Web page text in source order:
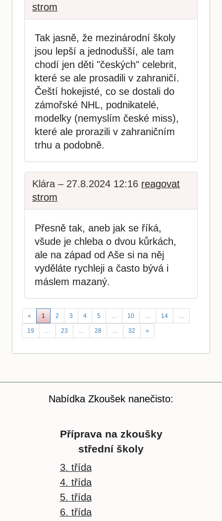
strom
Tak jasně, že mezinárodní školy
jsou lepší a jednodušší, ale tam
chodí jen děti "českých" celebrit,
které se ale prosadili v zahraničí.
Čeští hokejisté, co se dostali do
zámořské NHL, podnikatelé,
modelky (nemyslím české miss),
které ale prorazili v zahraničním
trhu a podobně.
Klára – 27.8.2024 12:16 reagovat
strom
Přesně tak, aneb jak se říká,
všude je chleba o dvou kůrkách,
ale na západ od Aše si na něj
vyděláte rychleji a často bývá i
máslem mazaný.
« 1 2 3 4 5 … 10 … 14 …
19 … 23 … 28 … 32 »
Nabídka Zkoušek nanečisto:
Příprava na zkoušky
střední školy
3. třída
4. třída
5. třída
6. třída